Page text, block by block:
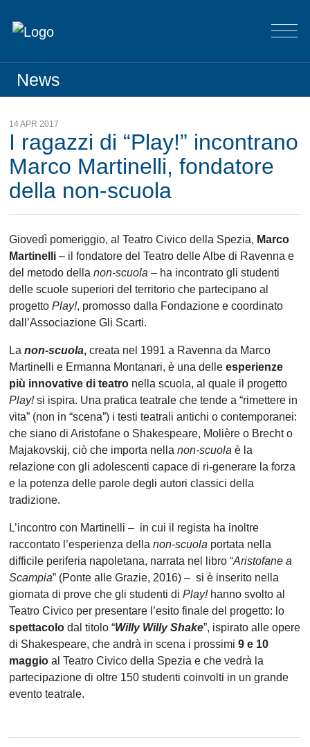
News
14 APR 2017
I ragazzi di “Play!” incontrano
Marco Martinelli, fondatore
della non-scuola
Giovedì pomeriggio, al Teatro Civico della Spezia, Marco
Martinelli – il fondatore del Teatro delle Albe di Ravenna e
del metodo dellanon-scuola – ha incontrato gli studenti
delle scuole superiori del territorio che partecipano al
progettoPlay!, promosso dalla Fondazione e coordinato
dall’Associazione Gli Scarti.
Lanon-scuola, creata nel 1991 a Ravenna da Marco
Martinelli e Ermanna Montanari, è una delleesperienze
più innovative di teatro nella scuola, al quale il progetto
Play!si ispira. Una pratica teatrale che tende a “rimettere in
vita” (non in “scena”) i testi teatrali antichi o contemporanei:
che siano di Aristofane o Shakespeare, Molière o Brecht o
Majakovskij, ciò che importa nellanon-scuola è la
relazione con gli adolescenti capace di ri-generare la forza
e la potenza delle parole degli autori classici della
tradizione.
L’incontro con Martinelli – in cui il regista ha inoltre
raccontato l’esperienza dellanon-scuola portata nella
difficile periferia napoletana, narrata nel libro “Aristofane a
Scampia” (Ponte alle Grazie, 2016) – si è inserito nella
giornata di prove che gli studenti diPlay!hanno svolto al
Teatro Civico per presentare l’esito finale del progetto: lo
spettacolo dal titolo “Willy Willy Shake”, ispirato alle opere
di Shakespeare, che andrà in scena i prossimi9 e 10
maggio al Teatro Civico della Spezia e che vedrà la
partecipazione di oltre 150 studenti coinvolti in un grande
evento teatrale.